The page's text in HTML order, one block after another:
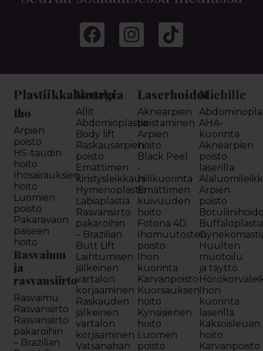
Plastiikkakirurgia
Iho
Arpien
poisto
HS-taudin
hoito
Ihosairauksien
hoito
Luomien
poisto
Pakaravaon
paiseen
hoito
Rasvaimu
ja
rasvansiirto
Rasvaimu
Rasvansiirto
Rasvansiirto
pakaroihin
– Brazilian
Vartalo
Allit
Abdomioplastia
Body lift
Raskausarpien
poisto
Emättimen
kiristysleikkaus
Hymenoplastia
Labiaplastia
Rasvansiirto
pakaroihin
– Brazilian
Butt Lift
Laihtumisen
jälkeinen
vartalon
korjaaminen
Raskauden
jälkeinen
vartalon
korjaaminen
Vatsanahan
Laserhoidot
Aknearpien
poistaminen
Arpien
hoito
Black Peel
-
hiilikuorinta
Emättimen
kuivuuden
hoito
Fotona 4D
Ihomuutosten
poisto
Ihon
kuorinta
Karvanpoisto
Kuorsauksen
hoito
Kynsisienen
hoito
Luomen
poisto
Miehille
AHA-
kuorinta
Aknearpien
poisto
laserilla
Arpien
poisto
Huulten
muotoilu
ja täyttö
Ihon
kuorinta
laserilla
Kaksoisleuan
hoito
Karvanpoisto